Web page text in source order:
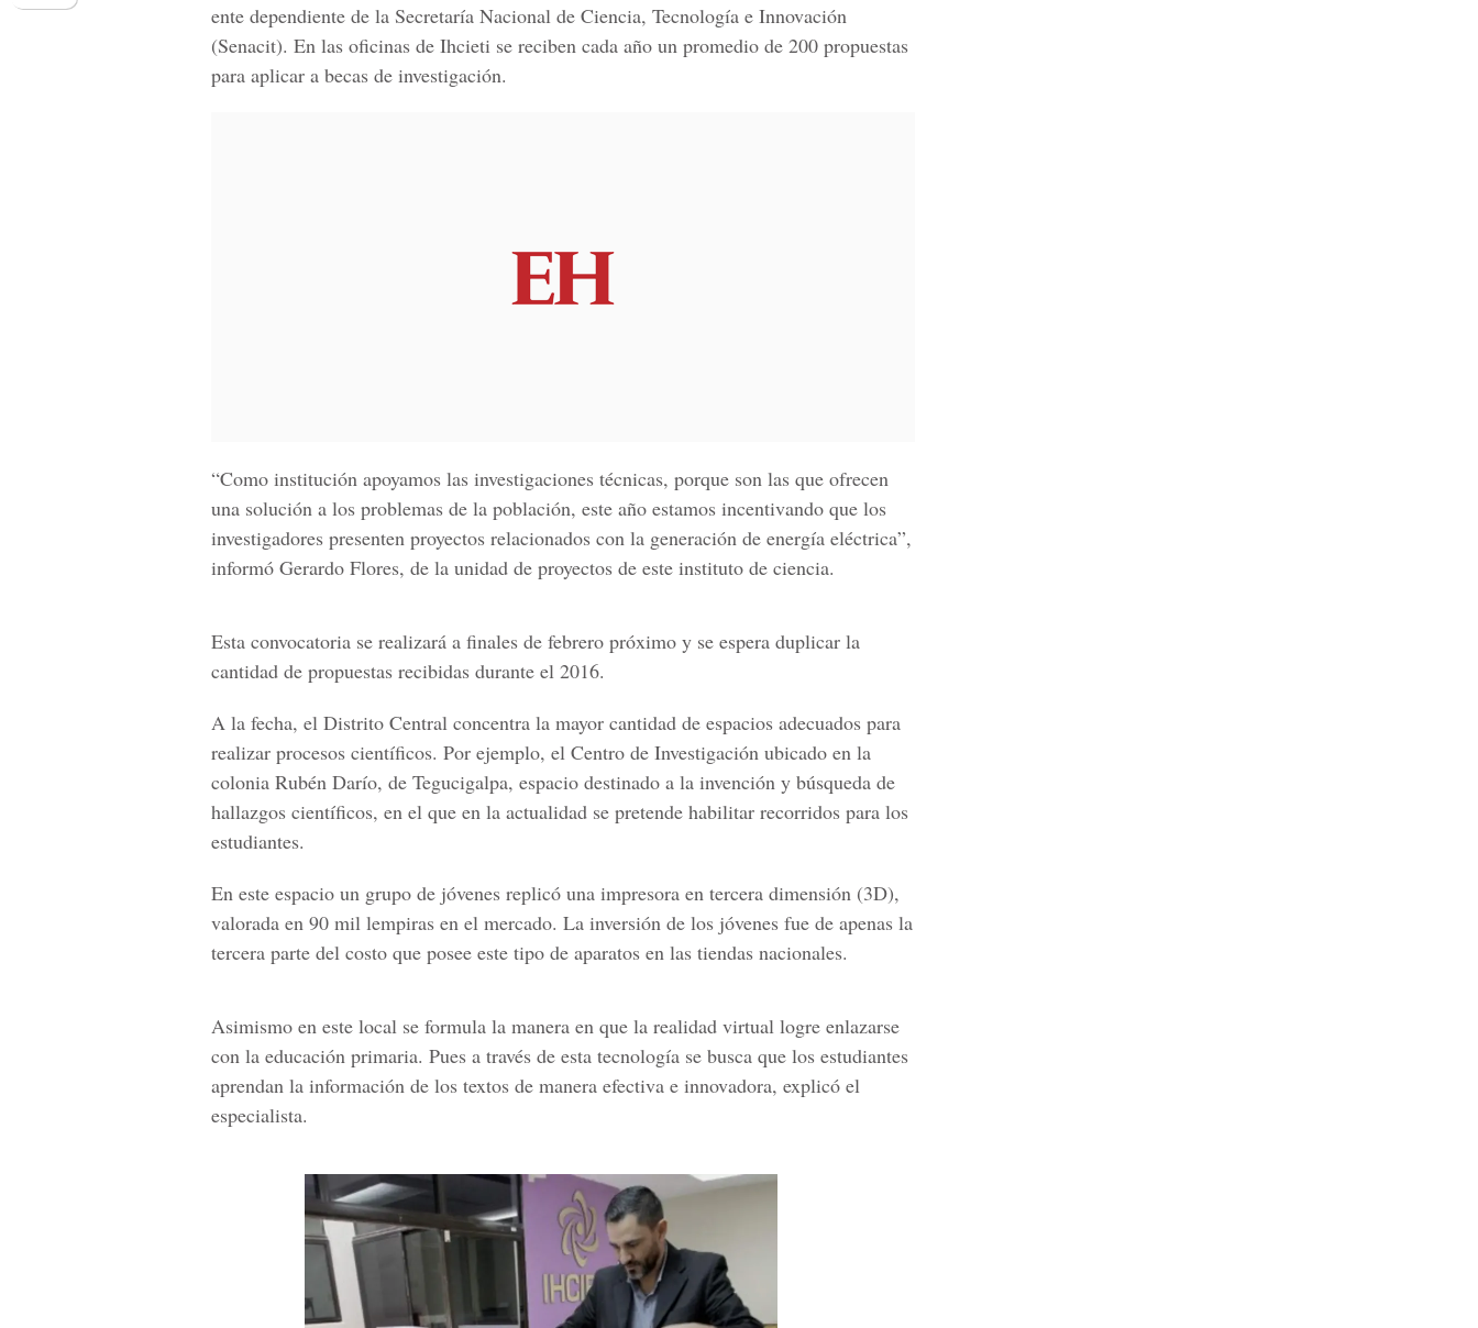
ente dependiente de la Secretaría Nacional de Ciencia, Tecnología e Innovación
(Senacit). En las oficinas de Ihcieti se reciben cada año un promedio de 200 propuestas
para aplicar a becas de investigación.
“Como institución apoyamos las investigaciones técnicas, porque son las que ofrecen
una solución a los problemas de la población, este año estamos incentivando que los
investigadores presenten proyectos relacionados con la generación de energía eléctrica”,
informó Gerardo Flores, de la unidad de proyectos de este instituto de ciencia.
Esta convocatoria se realizará a finales de febrero próximo y se espera duplicar la
cantidad de propuestas recibidas durante el 2016.
A la fecha, el Distrito Central concentra la mayor cantidad de espacios adecuados para
realizar procesos científicos. Por ejemplo, el Centro de Investigación ubicado en la
colonia Rubén Darío, de Tegucigalpa, espacio destinado a la invención y búsqueda de
hallazgos científicos, en el que en la actualidad se pretende habilitar recorridos para los
estudiantes.
En este espacio un grupo de jóvenes replicó una impresora en tercera dimensión (3D),
valorada en 90 mil lempiras en el mercado. La inversión de los jóvenes fue de apenas la
tercera parte del costo que posee este tipo de aparatos en las tiendas nacionales.
Asimismo en este local se formula la manera en que la realidad virtual logre enlazarse
con la educación primaria. Pues a través de esta tecnología se busca que los estudiantes
aprendan la información de los textos de manera efectiva e innovadora, explicó el
especialista.